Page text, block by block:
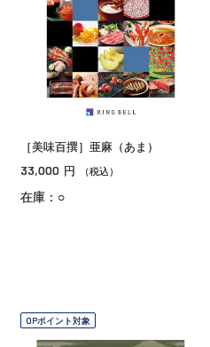
［美味百撰］亜麻（あま）
33,000 円 （税込）
在庫：○
OPポイント対象